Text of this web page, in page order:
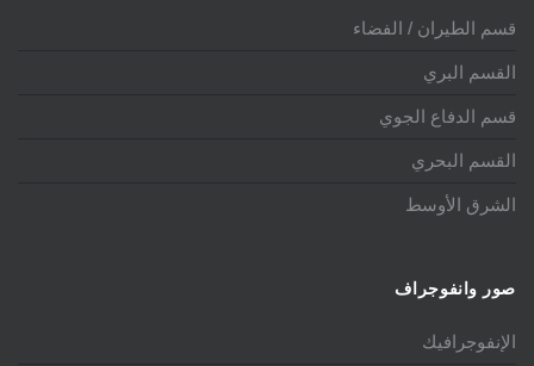
قسم الطيران / الفضاء
القسم البري
قسم الدفاع الجوي
القسم البحري
الشرق الأوسط
صور وانفوجراف
الإنفوجرافيك